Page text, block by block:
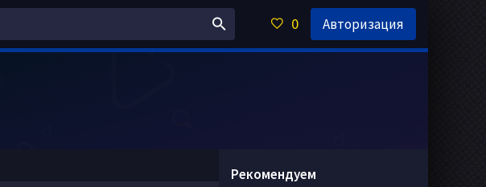
Рекомендуем
0 Авторизация